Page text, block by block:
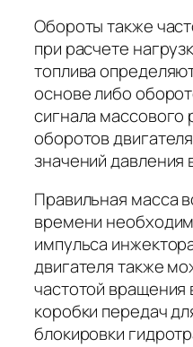
Обороты также
при расчете
топлива
основе либо
сигнала массового
оборотов
значений давления
Правильная масса
времени
импульса
двигателя также
частотой вращения
коробки передач
блокировки